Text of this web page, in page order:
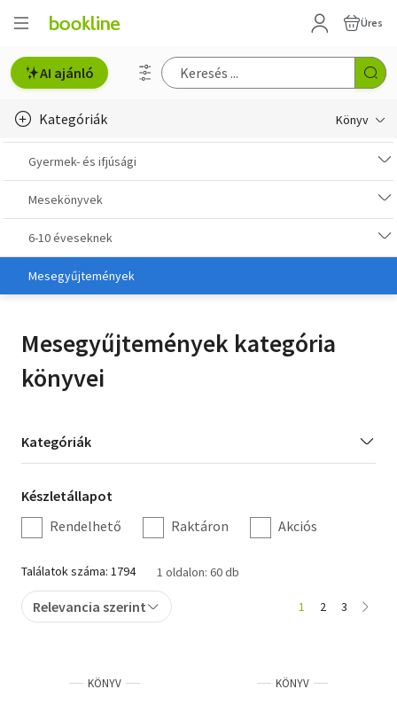
Üres
AI ajánló
Kategóriák Könyv
Életmód, egészség
Erotika
Gyermek- és ifjúsági
Hobbi, szabadidő
Művészet
Szakkönyv
Tankönyv, segédkönyv
Társadalomtudomány
Természettudomány
Történelem
Vallás
Gyermek- és ifjúsági
Mesekönyvek
6-10 éveseknek
Mesegyűjtemények
Mesegyűjtemények kategória
könyvei
Kategória
szűrés
Kategóriák
Készletállapot
szűrés
Készletállapot
Rendelhető
Raktáron Akciós
Találatok száma: 1794 1 oldalon: 60 db
Relevancia szerint 1 2 3
KÖNYV KÖNYV